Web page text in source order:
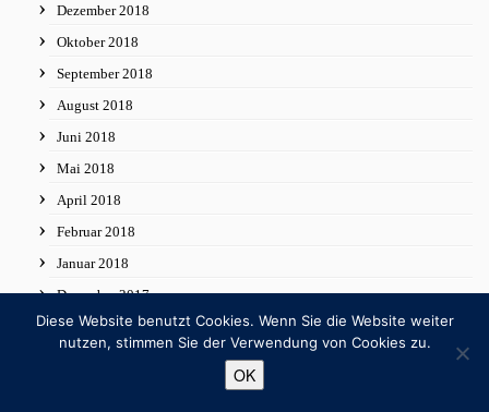
Dezember 2018
Oktober 2018
September 2018
August 2018
Juni 2018
Mai 2018
April 2018
Februar 2018
Januar 2018
Dezember 2017
November 2017
Diese Website benutzt Cookies. Wenn Sie die Website weiter
nutzen, stimmen Sie der Verwendung von Cookies zu.
OK